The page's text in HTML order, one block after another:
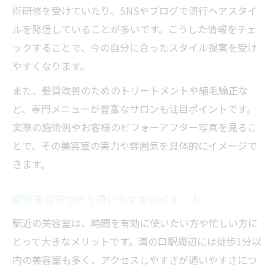
術研修を受けていたり、SNSやブログで流行ヘアスタイ
ルを発信していることが多いです。こうした情報をチェ
ックすることで、今の自分に合ったスタイル提案を受け
やすくなります。
また、髪質改善のためのトリートメントや縮毛矯正な
ど、専門メニューが豊富なサロンも注目ポイントです。
実際の施術例やお客様のビフォーアフター写真を見るこ
とで、その美容室の実力や雰囲気を具体的にイメージで
きます。
駅近美容室で叶う通いやすさのポイント
駅近の美容室は、時間を有効に使いたい方や忙しい方に
とって大きなメリットです。溝の口駅周辺には徒歩1分以
内の美容室も多く、アクセスしやすさが通いやすさにつ